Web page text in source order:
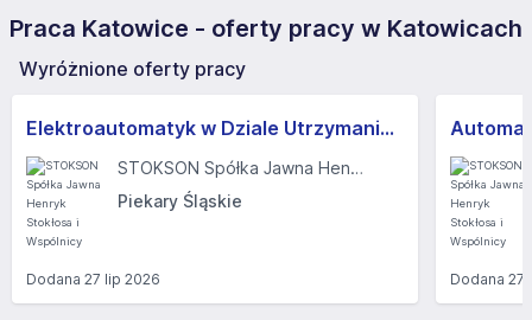
Praca Katowice - oferty pracy w Katowicach
Wyróżnione oferty pracy
Elektroautomatyk w Dziale Utrzymania Ruchu (k/m)
STOKSON Spółka Jawna Henryk Stokłosa i Wspólnicy
Piekary Śląskie
Dodana 27 lip 2026 Dodana27